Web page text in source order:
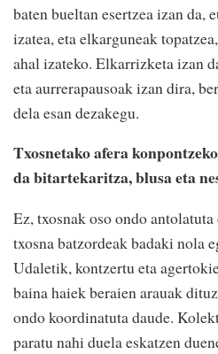
baten bueltan esertzea izan da,
izatea, eta elkarguneak
ahal izateko. Elkarrizketa izan
eta aurrerapausoak izan dira,
dela esan dezakegu.
Txosnetako afera
da bitartekaritza, blusa eta
Ez, txosnak oso ondo
txosna batzordeak badaki nola
Udaletik, kontzertu eta
baina haiek beraien arauak
ondo koordinatuta daude.
paratu nahi duela eskatzen